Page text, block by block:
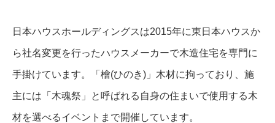
日本ハウスホールディングスは2015年に東日本ハウスか
ら社名変更を行ったハウスメーカーで木造住宅を専門に
手掛けています。「檜(ひのき)」木材に拘っており、施
主には「木魂祭」と呼ばれる自身の住まいで使用する木
材を選べるイベントまで開催しています。